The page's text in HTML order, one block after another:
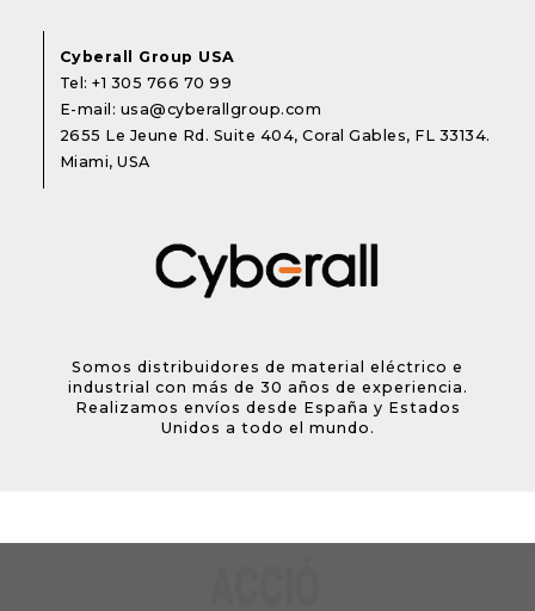
Cyberall Group USA
Tel:+1 305 766 70 99
E-mail: usa@cyberallgroup.com
2655 Le Jeune Rd. Suite 404, Coral Gables, FL 33134.
Miami, USA
Somos distribuidores de material eléctrico e
industrial con más de 30 años de experiencia.
Realizamos envíos desde España y Estados
Unidos a todo el mundo.